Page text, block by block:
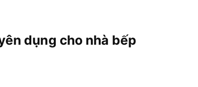
dụng cho nhà bếp